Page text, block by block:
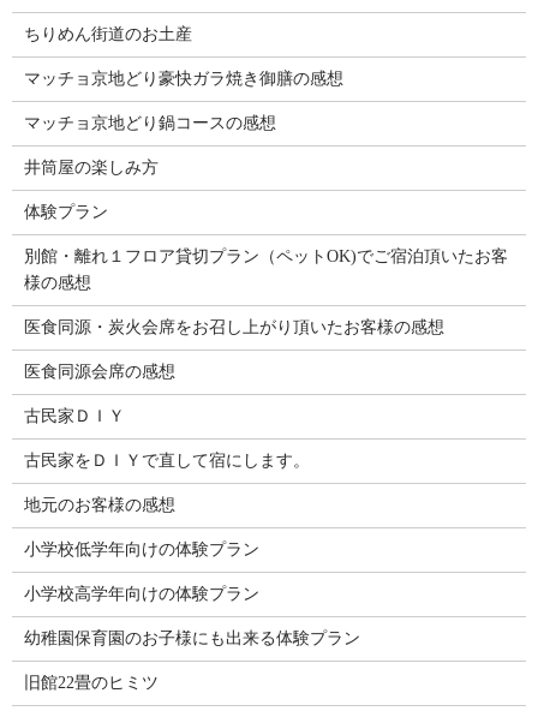
ちりめん街道のお土産
マッチョ京地どり豪快ガラ焼き御膳の感想
マッチョ京地どり鍋コースの感想
井筒屋の楽しみ方
体験プラン
別館・離れ１フロア貸切プラン（ペットOK)でご宿泊頂いたお客
様の感想
医食同源・炭火会席をお召し上がり頂いたお客様の感想
医食同源会席の感想
古民家ＤＩＹ
古民家をＤＩＹで直して宿にします。
地元のお客様の感想
小学校低学年向けの体験プラン
小学校高学年向けの体験プラン
幼稚園保育園のお子様にも出来る体験プラン
旧館22畳のヒミツ